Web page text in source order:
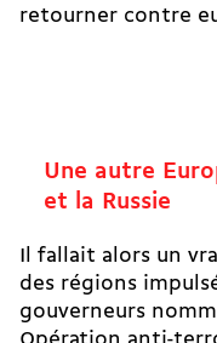
retourner contre
Une autre
et la Russie
Il fallait alors un
des régions
gouverneurs